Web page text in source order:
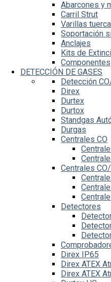
Abarcones y
Carril Strut
Varillas
Soportación
Anclajes
Kits de
Componentes
DETECCIÓN DE GASES
Detección
Direx
Durtex
Durtox
Standgas
Durgas
Centrales CO
Centrales
Detectores
Direx IP65
Direx ATEX
Direx ATEX